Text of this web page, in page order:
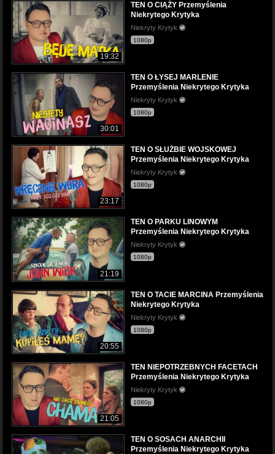
19:32
TEN O CIĄŻY Przemyślenia
Niekrytego Krytyka
Niekryty Krytyk
1080p
30:01
TEN O ŁYSEJ MARLENIE
Przemyślenia Niekrytego Krytyka
Niekryty Krytyk
1080p
23:17
TEN O SŁUŻBIE WOJSKOWEJ
Przemyślenia Niekrytego Krytyka
Niekryty Krytyk
1080p
21:19
TEN O PARKU LINOWYM
Przemyślenia Niekrytego Krytyka
Niekryty Krytyk
1080p
20:55
TEN O TACIE MARCINA Przemyślenia
Niekrytego Krytyka
Niekryty Krytyk
1080p
21:05
TEN NIEPOTRZEBNYCH FACETACH
Przemyślenia Niekrytego Krytyka
Niekryty Krytyk
1080p
TEN O SOSACH ANARCHII
Przemyślenia Niekrytego Krytyka